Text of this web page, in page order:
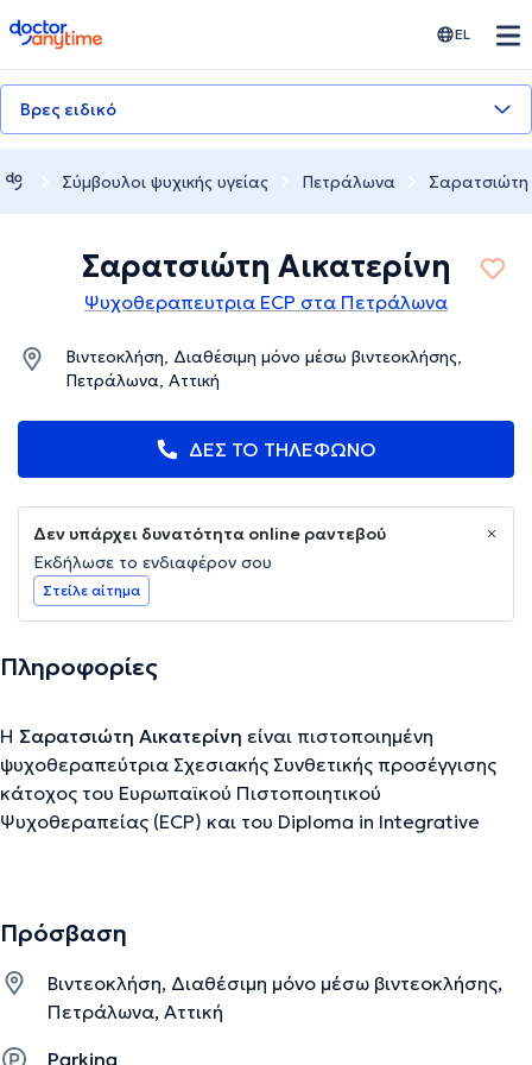
doctoranytime EL
Βρες ειδικό
Σύμβουλοι ψυχικής υγείας Πετράλωνα Σαρατσιώτη
Σαρατσιώτη Αικατερίνη
Ψυχοθεραπευτρια ECP στα Πετράλωνα
Βιντεοκλήση, Διαθέσιμη μόνο μέσω βιντεοκλήσης,
Πετράλωνα, Αττική
ΔΕΣ ΤΟ ΤΗΛΕΦΩΝΟ
Δεν υπάρχει δυνατότητα online ραντεβού
Εκδήλωσε το ενδιαφέρον σου
Στείλε αίτημα
Πληροφορίες
Η Σαρατσιώτη Αικατερίνη είναι πιστοποιημένη
ψυχοθεραπεύτρια Σχεσιακής Συνθετικής προσέγγισης
κάτοχος του Ευρωπαϊκού Πιστοποιητικού
Ψυχοθεραπείας (ECP) και του Diploma in Integrative
της Συγκινησιακά Εστιασμένης Θεραπείας ζεύγους (EFT).
άλλων στην προσέγγιση Gestalt και τη Συνθετική
Ψυχοθεραπεία Τραύματος, ενώ έχει παρακολουθήσει
σεμινάρια σχετικά με τη Θεραπεία του Πένθους, την
Πρόσβαση
Βιντεοκλήση, Διαθέσιμη μόνο μέσω βιντεοκλήσης,
Πετράλωνα, Αττική
Parking